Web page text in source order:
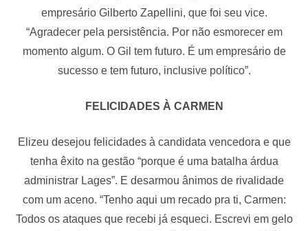
empresário Gilberto Zapellini, que foi seu vice.
“Agradecer pela persistência. Por não esmorecer em
momento algum. O Gil tem futuro. É um empresário de
sucesso e tem futuro, inclusive político”.
FELICIDADES À CARMEN
Elizeu desejou felicidades à candidata vencedora e que
tenha êxito na gestão “porque é uma batalha árdua
administrar Lages”. E desarmou ânimos de rivalidade
com um aceno. “Tenho aqui um recado pra ti, Carmen:
Todos os ataques que recebi já esqueci. Escrevi em gelo